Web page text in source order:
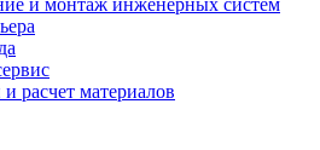
расчет материалов